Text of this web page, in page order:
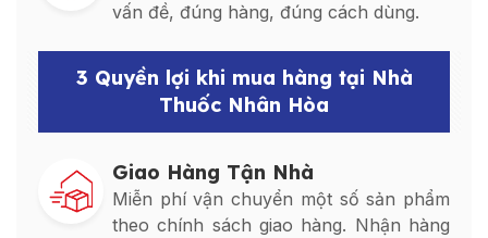
vấn đề, đúng hàng, đúng cách dùng.
3 Quyền lợi khi mua hàng tại Nhà
Thuốc Nhân Hòa
Giao Hàng Tận Nhà
Miễn phí vận chuyển một số sản phẩm
theo chính sách giao hàng. Nhận hàng